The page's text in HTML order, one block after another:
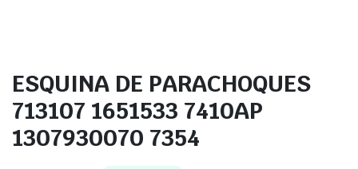
ESQUINA DE PARACHOQUES
713107 1651533 7410AP
1307930070 7354